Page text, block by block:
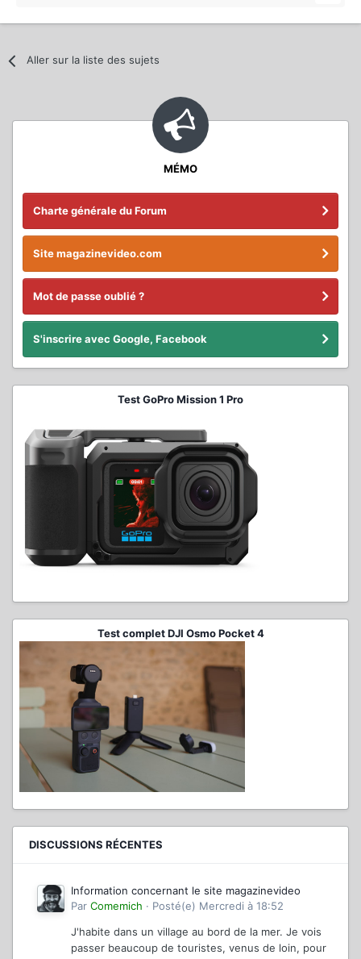
Aller sur la liste des sujets
MÉMO
Charte générale du Forum
Site magazinevideo.com
Mot de passe oublié ?
S'inscrire avec Google, Facebook
Test GoPro Mission 1 Pro
Test complet DJI Osmo Pocket 4
DISCUSSIONS RÉCENTES
Information concernant le site magazinevideo
Par Comemich · Posté(e) Mercredi à 18:52
J'habite dans un village au bord de la mer. Je vois
passer beaucoup de touristes, venus de loin, pour